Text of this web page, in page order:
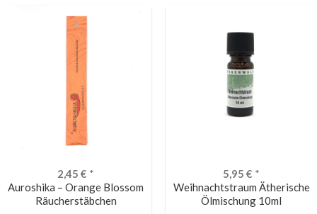
2,45 € *
Auroshika – Orange Blossom
Räucherstäbchen
5,95 € *
Weihnachtstraum Ätherische
Ölmischung 10ml